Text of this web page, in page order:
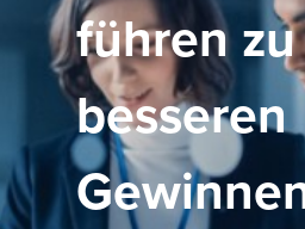
führen zu
besseren